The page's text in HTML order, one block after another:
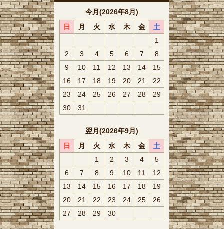
今月(2026年8月)
日
月 火 水 木 金
土
1
2
3 4 5 6 7
8
9
10 11 12 13 14
15
16
17 18 19 20 21
22
23
24 25 26 27 28
29
30
31
翌月(2026年9月)
日
月 火 水 木 金
土
1
2 3 4
5
6
7 8 9 10 11
12
13
14 15 16 17 18
19
20
21 22 23 24 25
26
27
28 29 30